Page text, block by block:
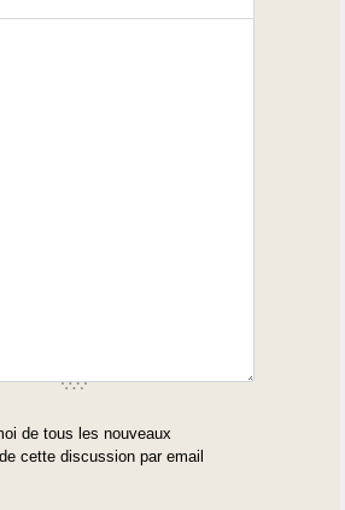
de tous les nouveaux
cette discussion par email